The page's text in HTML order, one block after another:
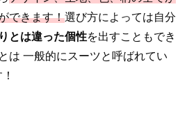
できます！選び方によっては自分
とは違った個性を出すこともでき
は 一般的にスーツと呼ばれてい